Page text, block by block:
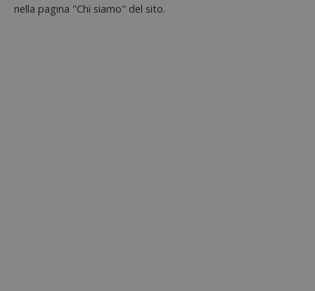
nella pagina "Chi siamo" del sito.